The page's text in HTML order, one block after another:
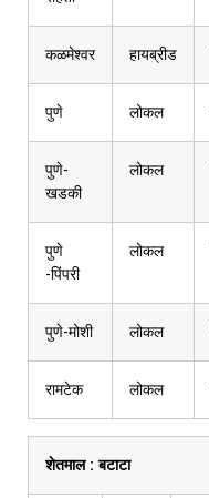
कळमेश्वर हायब्रीड
पुणे लोकल
पुणे-
खडकी
लोकल
पुणे
-पिंपरी
लोकल
पुणे-मोशी लोकल
रामटेक लोकल
शेतमाल :बटाटा